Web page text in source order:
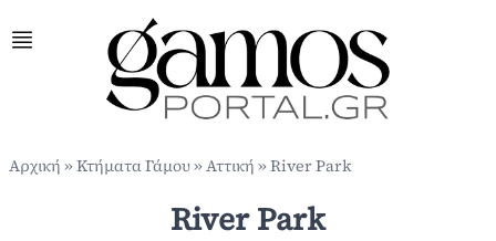
Αρχική »Κτήματα Γάμου»Αττική »River Park
River Park